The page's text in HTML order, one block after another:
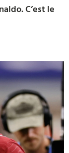
C’est le